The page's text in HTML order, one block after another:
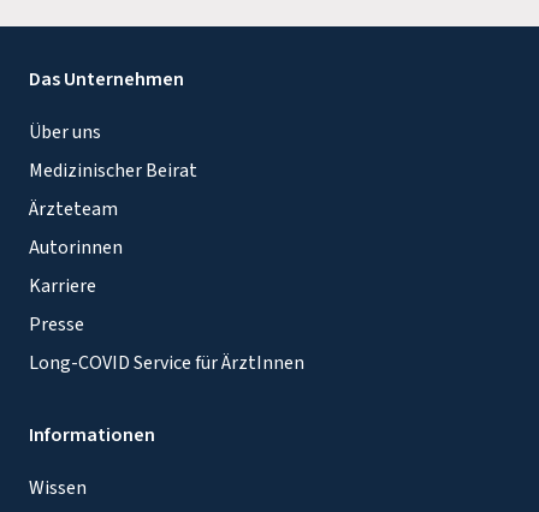
Das Unternehmen
Über uns
Medizinischer Beirat
Ärzteteam
Autorinnen
Karriere
Presse
Long-COVID Service für ÄrztInnen
Informationen
Wissen